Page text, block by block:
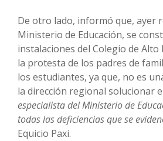
De otro lado, informó que, ayer
Ministerio de Educación, se
instalaciones del Colegio de
la protesta de los padres de
los estudiantes, ya que, no es
la dirección regional solucionar
especialista del Ministerio de
todas las deficiencias que se
Equicio Paxi.